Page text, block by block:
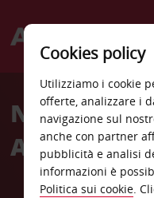
Welcome
AvisNoleggio
Augustine
Cookies policy
Utilizziamo i cookie
offerte, analizzare i
navigazione sul
anche con partner
pubblicità e analisi
informazioni è
Politica sui cookie.